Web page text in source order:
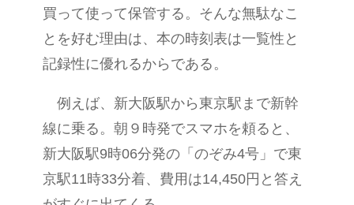
買って使って保管する。そんな無駄なこ
とを好む理由は、本の時刻表は一覧性と
記録性に優れるからである。
例えば、新大阪駅から東京駅まで新幹
線に乗る。朝９時発でスマホを頼ると、
新大阪駅9時06分発の「のぞみ4号」で東
京駅11時33分着、費用は14,450円と答え